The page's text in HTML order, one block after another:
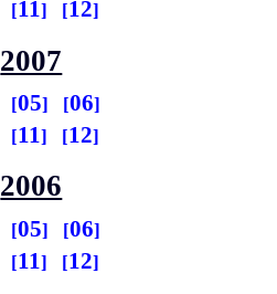
11 12
2007
05
06
11 12
2006
05
06
11 12